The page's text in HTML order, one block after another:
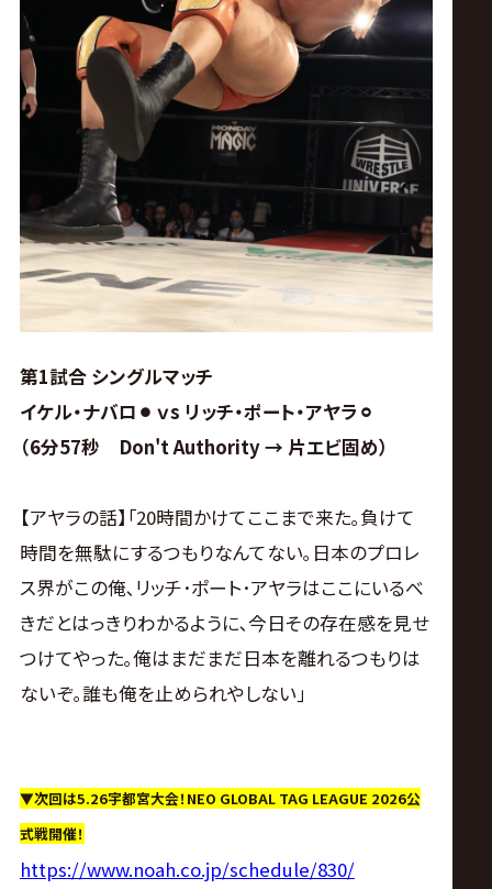
第1試合 シングルマッチ
イケル・ナバロ⚫︎ ｖs リッチ・ポート・アヤラ⚪︎
（6分57秒 Don't Authority → 片エビ固め）
【アヤラの話】｢20時間かけてここまで来た｡負けて
時間を無駄にするつもりなんてない｡日本のプロレ
ス界がこの俺､リッチ･ポート･アヤラはここにいるべ
きだとはっきりわかるように､今日その存在感を見せ
つけてやった｡俺はまだまだ日本を離れるつもりは
ないぞ｡誰も俺を止められやしない｣
▼次回は5.26宇都宮大会！NEO GLOBAL TAG LEAGUE 2026公
式戦開催！
https://www.noah.co.jp/schedule/830/